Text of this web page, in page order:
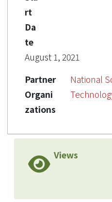
rt
Da
te
August 1, 2021
Partner
Organi
zations
National
Views